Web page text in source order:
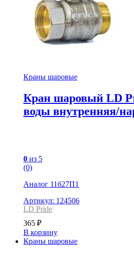
Краны шаровые
Кран шаровый LD
воды внутренняя/
0 из 5
(0)
Аналог 11б27П1
Артикул: 124506
LD Pride
365 ₽
В корзину
Краны шаровые